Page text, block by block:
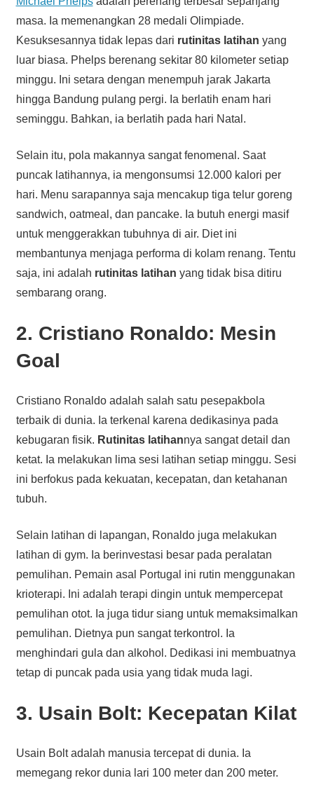
masa. Ia memenangkan 28 medali Olimpiade.
Kesuksesannya tidak lepas dari rutinitas latihan yang
luar biasa. Phelps berenang sekitar 80 kilometer setiap
minggu. Ini setara dengan menempuh jarak Jakarta
hingga Bandung pulang pergi. Ia berlatih enam hari
seminggu. Bahkan, ia berlatih pada hari Natal.
Selain itu, pola makannya sangat fenomenal. Saat
puncak latihannya, ia mengonsumsi 12.000 kalori per
hari. Menu sarapannya saja mencakup tiga telur goreng
sandwich, oatmeal, dan pancake. Ia butuh energi masif
untuk menggerakkan tubuhnya di air. Diet ini
membantunya menjaga performa di kolam renang. Tentu
saja, ini adalah rutinitas latihan yang tidak bisa ditiru
sembarang orang.
2. Cristiano Ronaldo: Mesin
Goal
Cristiano Ronaldo adalah salah satu pesepakbola
terbaik di dunia. Ia terkenal karena dedikasinya pada
kebugaran fisik. Rutinitas latihannya sangat detail dan
ketat. Ia melakukan lima sesi latihan setiap minggu. Sesi
ini berfokus pada kekuatan, kecepatan, dan ketahanan
tubuh.
Selain latihan di lapangan, Ronaldo juga melakukan
latihan di gym. Ia berinvestasi besar pada peralatan
pemulihan. Pemain asal Portugal ini rutin menggunakan
krioterapi. Ini adalah terapi dingin untuk mempercepat
pemulihan otot. Ia juga tidur siang untuk memaksimalkan
pemulihan. Dietnya pun sangat terkontrol. Ia
menghindari gula dan alkohol. Dedikasi ini membuatnya
tetap di puncak pada usia yang tidak muda lagi.
3. Usain Bolt: Kecepatan Kilat
Usain Bolt adalah manusia tercepat di dunia. Ia
memegang rekor dunia lari 100 meter dan 200 meter.